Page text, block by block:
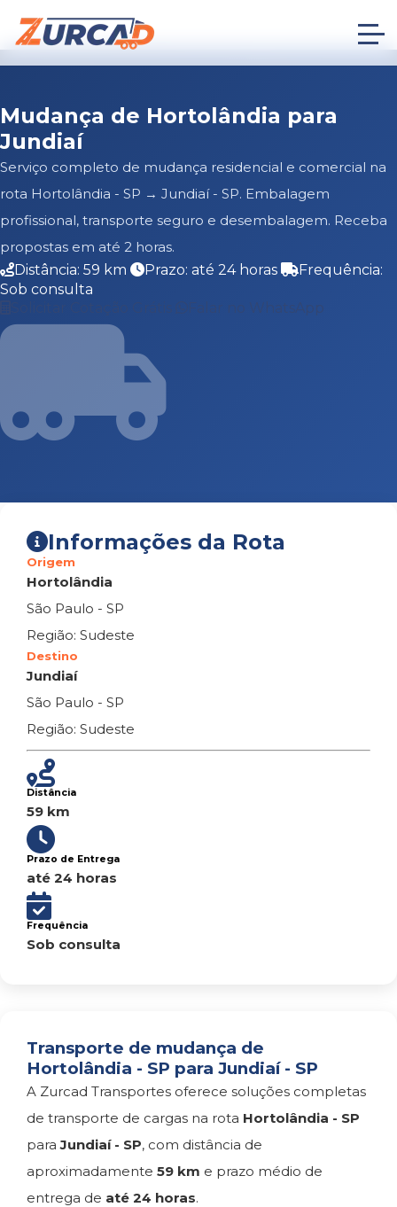
Mudança de Hortolândia para
Jundiaí
Serviço completo de mudança residencial e comercial na
rota Hortolândia - SP → Jundiaí - SP. Embalagem
profissional, transporte seguro e desembalagem. Receba
propostas em até 2 horas.
Distância: 59 km
Prazo: até 24 horas
Frequência:
Sob consulta
Falar no WhatsApp
Informações da Rota
Origem
Hortolândia
São Paulo - SP
Região: Sudeste
Destino
Jundiaí
São Paulo - SP
Região: Sudeste
Distância
59 km
Prazo de Entrega
até 24 horas
Frequência
Sob consulta
Transporte de mudança de
Hortolândia - SP para Jundiaí - SP
A Zurcad Transportes oferece soluções completas
de transporte de cargas na rota Hortolândia - SP
paraJundiaí - SP, com distância de
aproximadamente 59 km e prazo médio de
entrega de até 24 horas.